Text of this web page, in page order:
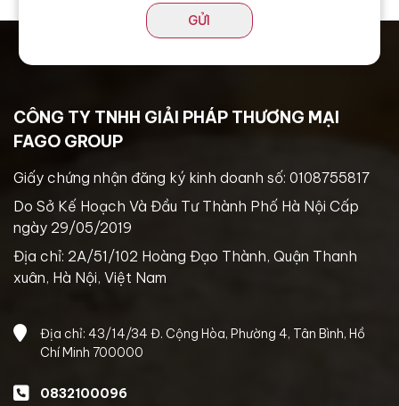
GỬI
CÔNG TY TNHH GIẢI PHÁP THƯƠNG MẠI
FAGO GROUP
Giấy chứng nhận đăng ký kinh doanh số: 0108755817
Do Sở Kế Hoạch Và Đầu Tư Thành Phố Hà Nội Cấp
ngày 29/05/2019
Địa chỉ: 2A/51/102 Hoàng Đạo Thành, Quận Thanh
xuân, Hà Nội, Việt Nam
Địa chỉ: 43/14/34 Đ. Cộng Hòa, Phường 4, Tân Bình, Hồ
Chí Minh 700000
0832100096